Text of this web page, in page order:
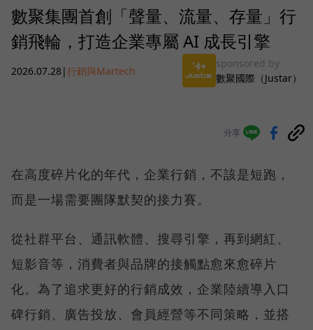
數聚集團首創「聲量、流量、存量」行
銷飛輪，打造企業專屬 AI 成長引擎
2026.07.28|行銷與Martech
sponsored by
數聚國際（Justar）
分享
在高度碎片化的年代，企業行銷，不該是短跑，
而是一場需要團隊默契的接力賽。
從社群平台、通訊軟體、搜尋引擎，再到網紅、
短影音等，消費者與品牌的接觸點愈來愈碎片
化。為了追求更好的行銷成效，企業陸續導入口
碑行銷、廣告投放、會員經營等不同策略，並搭